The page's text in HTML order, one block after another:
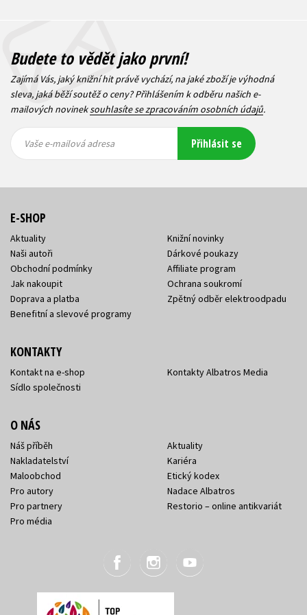
Budete to vědět jako první!
Zajímá Vás, jaký knižní hit právě vychází, na jaké zboží je výhodná
sleva, jaká běží soutěž o ceny? Přihlášením k odběru našich e-
mailových novineksouhlasíte se zpracováním osobních údajů.
mailová
mailová
Vaše e-mailová adresa Přihlásit se
E-SHOP
Aktuality
Naši autoři
Obchodní podmínky
Jak nakoupit
Doprava a platba
Benefitní a slevové programy
Knižní novinky
Dárkové poukazy
Affiliate program
Ochrana soukromí
Zpětný odběr elektroodpadu
KONTAKTY
Kontakt na e-shop
Sídlo společnosti
Kontakty Albatros Media
O NÁS
Náš příběh
Nakladatelství
Maloobchod
Pro autory
Pro partnery
Pro média
Aktuality
Kariéra
Etický kodex
Nadace Albatros
Restorio – online antikvariát